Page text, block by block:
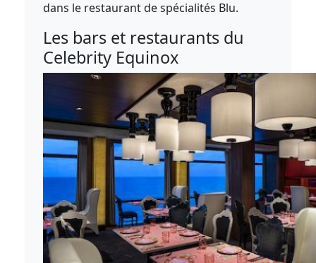
dans le restaurant de spécialités Blu.
Les bars et restaurants du
Celebrity Equinox